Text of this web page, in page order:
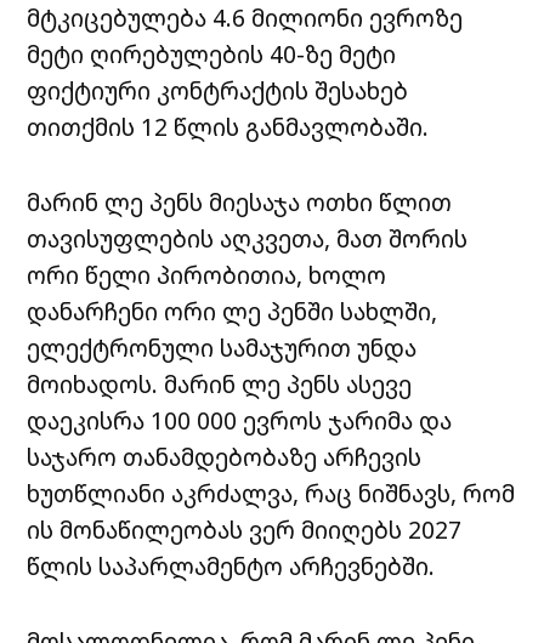
მტკიცებულება 4.6 მილიონი ევროზე
მეტი ღირებულების 40-ზე მეტი
ფიქტიური კონტრაქტის შესახებ
თითქმის 12 წლის განმავლობაში.
მარინ ლე პენს მიესაჯა ოთხი წლით
თავისუფლების აღკვეთა, მათ შორის
ორი წელი პირობითია, ხოლო
დანარჩენი ორი ლე პენში სახლში,
ელექტრონული სამაჯურით უნდა
მოიხადოს. მარინ ლე პენს ასევე
დაეკისრა 100 000 ევროს ჯარიმა და
საჯარო თანამდებობაზე არჩევის
ხუთწლიანი აკრძალვა, რაც ნიშნავს, რომ
ის მონაწილეობას ვერ მიიღებს 2027
წლის საპარლამენტო არჩევნებში.